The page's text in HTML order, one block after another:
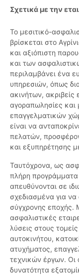
Σχετικά με την
Το μεσιτικό-
βρίσκεται στο
και αξιόπιστη
και των
περιλαμβάνει ένα
υπηρεσιών, όπως
ακινήτων, ακριβείς
αγοραπωλησίες και
επαγγελματικών
είναι να
πελατών,
και εξυπηρέτησης
Ταυτόχρονα, ως
πλήρη
απευθύνονται σε
σχεδιασμένα για να
σύγχρονης εποχής.
ασφαλιστικές
λύσεις στους
αυτοκινήτου,
ατυχήματος,
τεχνικών έργων. Οι
δυνατότητα